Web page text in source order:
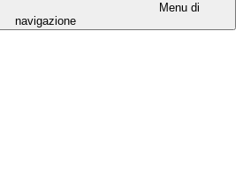
Menu di
navigazione